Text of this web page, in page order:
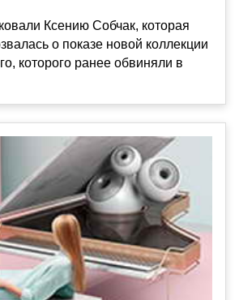
Ксению Собчак, которая
о показе новой коллекции
которого ранее обвиняли в